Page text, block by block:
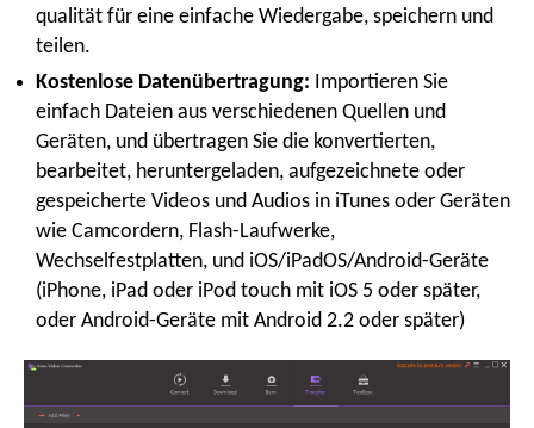
qualität für eine einfache Wiedergabe, speichern und
teilen.
Kostenlose Datenübertragung: Importieren Sie
einfach Dateien aus verschiedenen Quellen und
Geräten, und übertragen Sie die konvertierten,
bearbeitet, heruntergeladen, aufgezeichnete oder
gespeicherte Videos und Audios in iTunes oder Geräten
wie Camcordern, Flash-Laufwerke,
Wechselfestplatten, und iOS/iPadOS/Android-Geräte
(iPhone, iPad oder iPod touch mit iOS 5 oder später,
oder Android-Geräte mit Android 2.2 oder später)